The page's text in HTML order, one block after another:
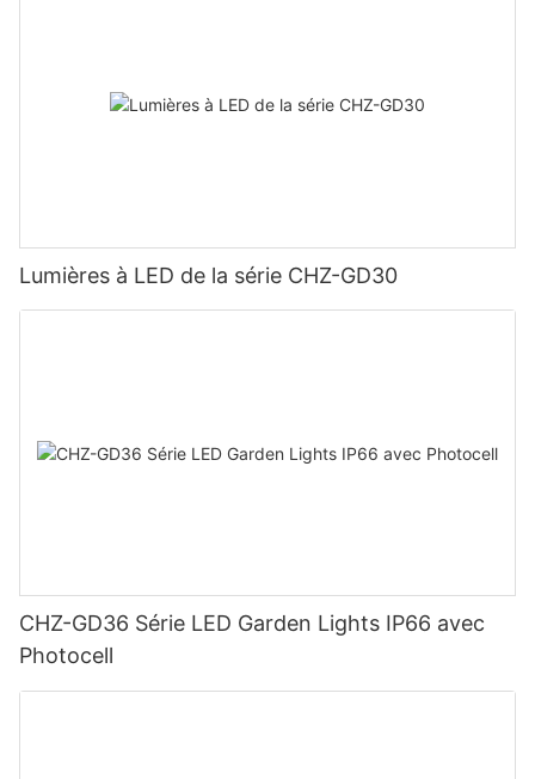
Lumières à LED de la série CHZ-GD30
CHZ-GD36 Série LED Garden Lights IP66 avec
Photocell